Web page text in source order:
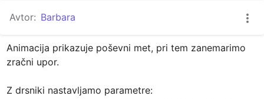
GeoGebra Classroom
Avtor: Barbara
Animacija prikazuje poševni met, pri tem zanemarimo
zračni upor.
Z drsniki nastavljamo parametre: